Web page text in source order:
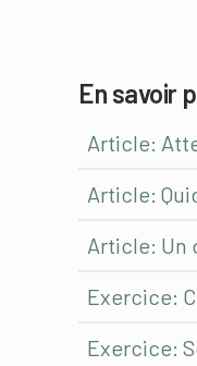
En savoir
Article:
Article:
Article: Un
Exercice:
Exercice: